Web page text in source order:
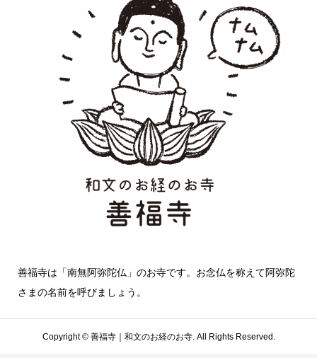
善福寺は「南無阿弥陀仏」のお寺です。お念仏を称えて阿弥陀
さまの名前を呼びましょう。
Copyright ©善福寺｜和文のお経のお寺. All Rights Reserved.